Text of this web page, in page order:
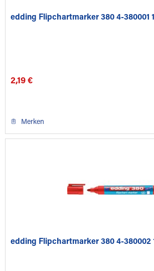
edding Flipchartmarker 380 4-380001
2,19 €
Merken
edding Flipchartmarker 380 4-380002